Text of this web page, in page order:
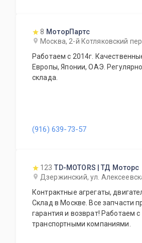
8 МоторПартс
Москва, 2-й Котляковский
Работаем с 2014г.
Европы, Японии, ОАЭ.
склада.
(916) 639-73-57
123 TD-MOTORS | ТД Моторс
Дзержинский, ул.
Контрактные агрегаты,
Склад в Москве. Все запчасти
гарантия и возврат! Работаем с
транспортными компаниями.